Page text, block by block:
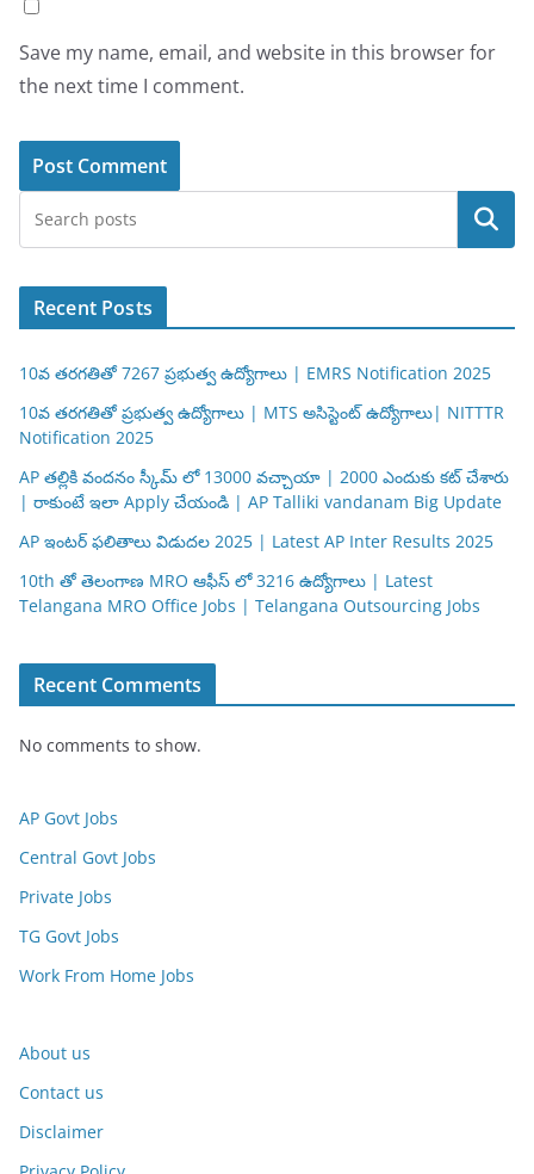
Save my name, email, and website in this browser for
the next time I comment.
Search
Recent Posts
10వ తరగతితో 7267 ప్రభుత్వ ఉద్యోగాలు | EMRS Notification 2025
10వ తరగతితో ప్రభుత్వ ఉద్యోగాలు | MTS అసిస్టెంట్ ఉద్యోగాలు| NITTTR
Notification 2025
AP తల్లికి వందనం స్కీమ్ లో 13000 వచ్చాయా | 2000 ఎందుకు కట్ చేశారు
| రాకుంటే ఇలా Apply చేయండి | AP Talliki vandanam Big Update
AP ఇంటర్ ఫలితాలు విడుదల 2025 | Latest AP Inter Results 2025
10th తో తెలంగాణ MRO ఆఫీస్ లో 3216 ఉద్యోగాలు | Latest
Telangana MRO Office Jobs | Telangana Outsourcing Jobs
Recent Comments
No comments to show.
AP Govt Jobs
Central Govt Jobs
Private Jobs
TG Govt Jobs
Work From Home Jobs
About us
Contact us
Disclaimer